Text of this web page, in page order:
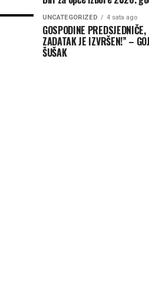
UNCATEGORIZED 4 sata ago
GOSPODINE PREDSJEDNIČE,
ZADATAK JE IZVRŠEN!” –
ŠUŠAK